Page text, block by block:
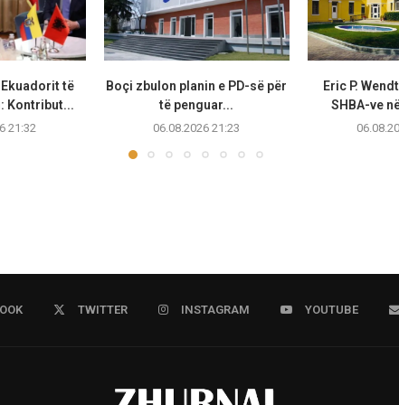
të
Kontribut...
21:32
Boçi zbulon planin e PD-së për
të penguar...
06.08.2026 21:23
Eric P.
SHBA-ve
TWITTER INSTAGRAM YOUTUBE